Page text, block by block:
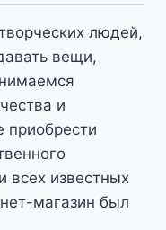
людей,
вещи,
и
всех известных
магазин был